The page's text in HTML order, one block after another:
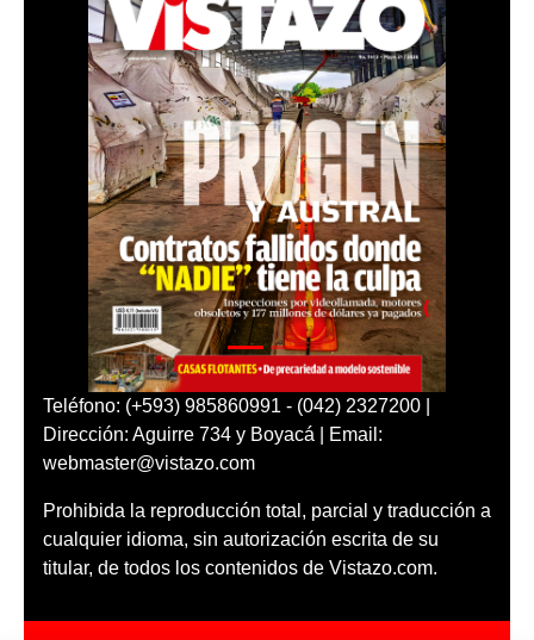
Teléfono: (+593) 985860991 - (042) 2327200 |
Dirección: Aguirre 734 y Boyacá | Email:
webmaster@vistazo.com
Prohibida la reproducción total, parcial y traducción a
cualquier idioma, sin autorización escrita de su
titular, de todos los contenidos de Vistazo.com.